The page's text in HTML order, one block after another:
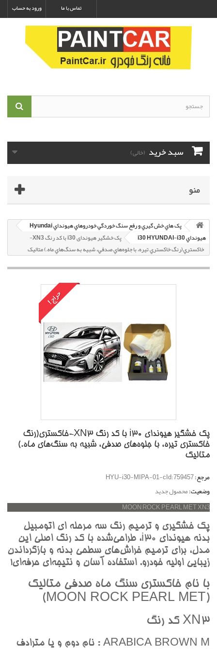
ورود به حساب تماس با ما
سبد خرید (خالی)
منو
پک هاي خش گيري و رفع سنگ خوردگي خودروهاي هيونداي Hyundai
هيونداي i30 HYUNDAI-i30
پک خشگير هیوندای i30 با کد رنگ XN3-
خاکستري(رنگ خاکستري تيره، با جلوه‌هاي صدفي، شبيه به سنگ‌هاي ماه.) متاليک
حراج!
پک خشگير هیوندای i30 با کد رنگ XN3-خاکستري(رنگ
خاکستري تيره، با جلوه‌هاي صدفي، شبيه به سنگ‌هاي ماه.)
متاليک
مرجع:HYU-i30-MIPA-01-cId:759457
وضعیت:محصول جدید
MOON ROCK PEARL MET XN3
پک خشگيري و ترميم رنگ سه مرحله اي اتومبيل
بدنه هيونداي i30، طراحي‌شده با کد رنگ اصلي اين
مدل، براي ترميم خراش‌هاي سطحي بدنه و بازگرداندن
زيبايي اوليه خودرو. استفاده آسان و نتيجه‌اي حرفه‌اي!
با نام خاکستري سنگ ماه صدفي متاليک
(MOON ROCK PEARL MET)
XN3 کد رنگ
ARABICA BROWN M : نام دوم و يا مترادف